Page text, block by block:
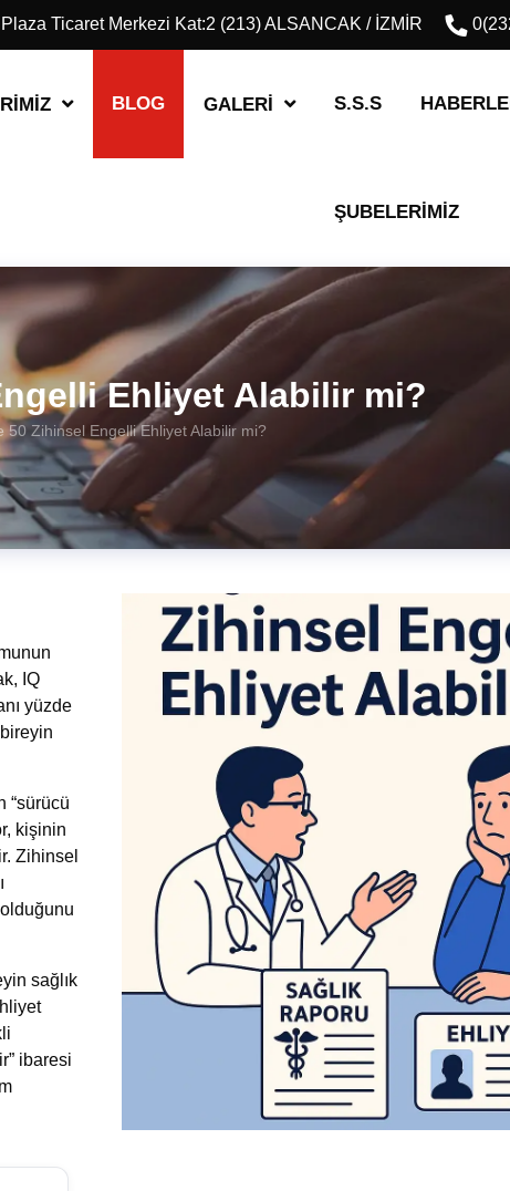
Ticaret Merkezi Kat:2 (213) ALSANCAK / İZMİR
BLOG GALERI S.S.S
ŞUBELERİMİZ
Ehliyet Alabilir mi?
50 Zihinsel Engelli Ehliyet Alabilir mi?
IQ
yüzde
“sürücü
kişinin
Zihinsel
sağlık
ibaresi